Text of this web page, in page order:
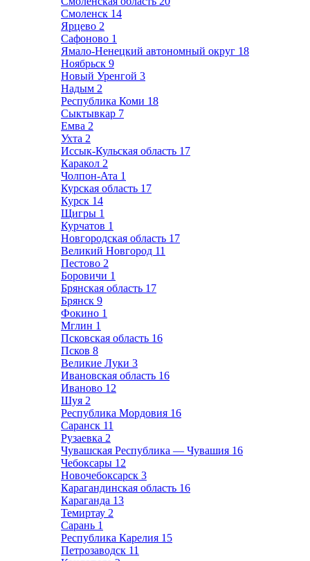
Смоленск 14
Ярцево 2
Сафоново 1
Ямало-Ненецкий автономный округ 18
Ноябрьск 9
Новый Уренгой 3
Надым 2
Республика Коми 18
Сыктывкар 7
Емва 2
Ухта 2
Иссык-Кульская область 17
Каракол 2
Чолпон-Ата 1
Курская область 17
Курск 14
Щигры 1
Курчатов 1
Новгородская область 17
Великий Новгород 11
Пестово 2
Боровичи 1
Брянская область 17
Брянск 9
Фокино 1
Мглин 1
Псковская область 16
Псков 8
Великие Луки 3
Ивановская область 16
Иваново 12
Шуя 2
Республика Мордовия 16
Саранск 11
Рузаевка 2
Чувашская Республика — Чувашия 16
Чебоксары 12
Новочебоксарск 3
Карагандинская область 16
Караганда 13
Темиртау 2
Сарань 1
Республика Карелия 15
Петрозаводск 11